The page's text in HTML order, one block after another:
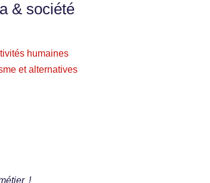
& société
humaines
et alternatives
!